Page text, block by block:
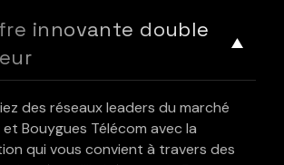
innovante double
des réseaux leaders du marché
Bouygues Télécom avec la
qui vous convient à travers des